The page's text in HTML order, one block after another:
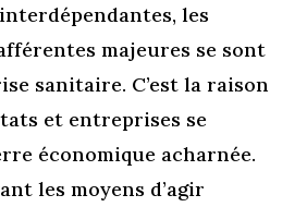
les
majeures se sont
sanitaire. C’est la raison
et entreprises se
économique acharnée.
les moyens d’agir